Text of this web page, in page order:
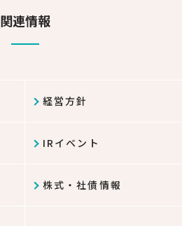
関連情報
経営方針
IRイベント
株式・社債情報